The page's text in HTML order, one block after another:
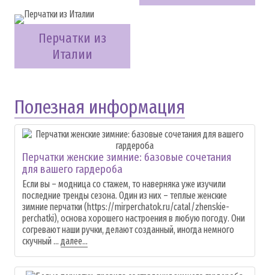
Перчатки из
Италии
Полезная информация
Перчатки женские зимние: базовые сочетания
для вашего гардероба
Если вы – модница со стажем, то наверняка уже изучили
последние тренды сезона. Один из них – теплые женские
зимние перчатки (https://mirperchatok.ru/catal/zhenskie-
perchatki), основа хорошего настроения в любую погоду. Они
согревают наши ручки, делают созданный, иногда немного
скучный ... далее...